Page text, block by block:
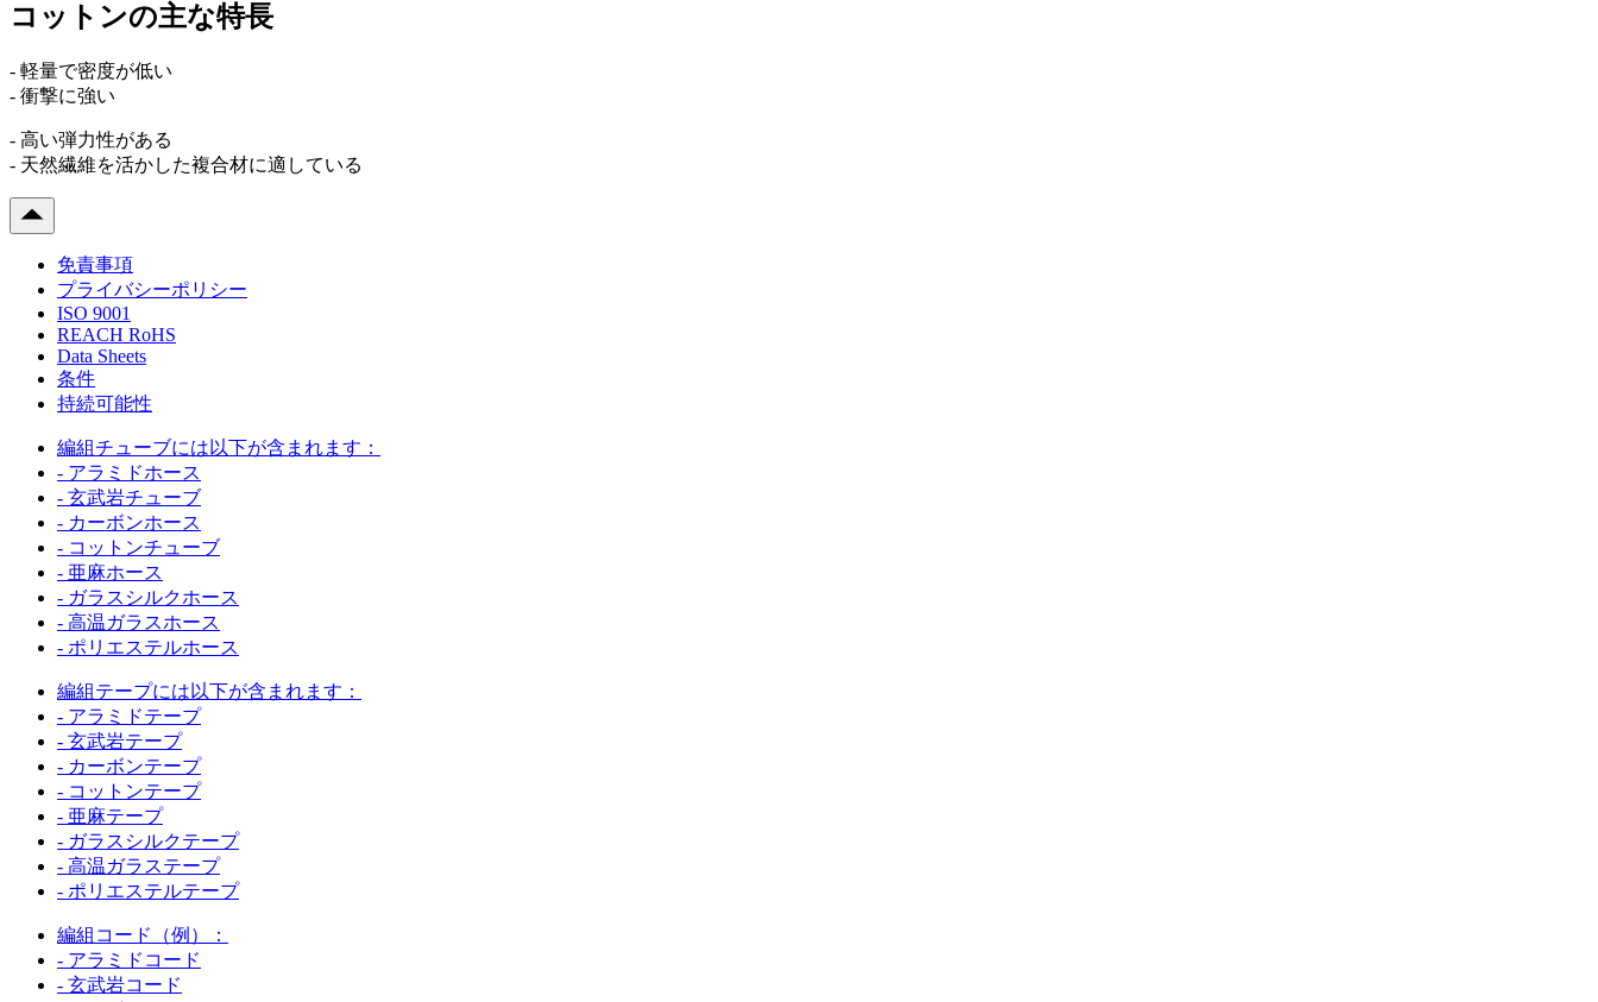
コットンの主な特長
- 軽量で密度が低い
- 衝撃に強い
- 高い弾力性がある
- 天然繊維を活かした複合材に適している
免責事項
プライバシーポリシー
ISO 9001
REACH RoHS
Data Sheets
条件
持続可能性
編組チューブには以下が含まれます：
- アラミドホース
- 玄武岩チューブ
- カーボンホース
- コットンチューブ
- 亜麻ホース
- ガラスシルクホース
- 高温ガラスホース
- ポリエステルホース
編組テープには以下が含まれます：
- アラミドテープ
- 玄武岩テープ
- カーボンテープ
- コットンテープ
- 亜麻テープ
- ガラスシルクテープ
- 高温ガラステープ
- ポリエステルテープ
編組コード（例）：
- アラミドコード
- 玄武岩コード